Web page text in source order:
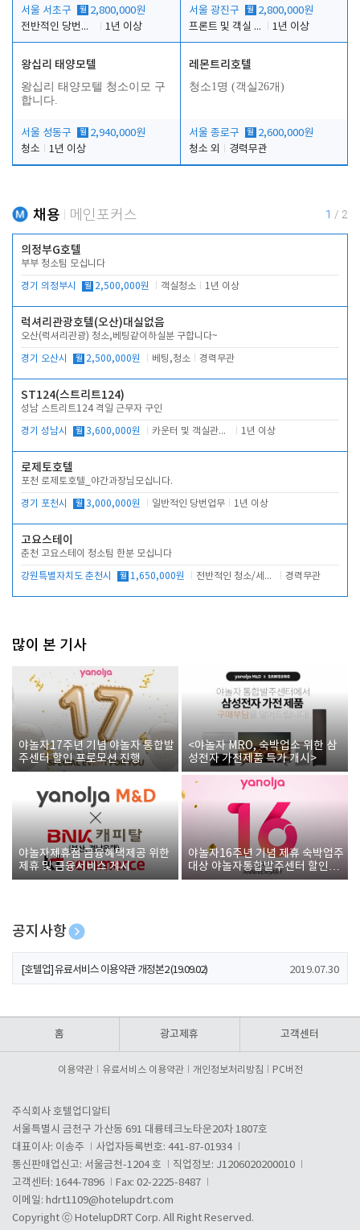
서울 서초구 월 2,800,000원
전반적인 당번업무
1년 이상
서울 광진구 월 2,800,000원
프론트 및 객실 유지 보수 업무
1년 이상
왕십리 태양모텔
왕십리 태양모텔 청소이모 구
합니다.
서울 성동구 월 2,940,000원
청소
1년 이상
레몬트리호텔
청소1명 (객실26개)
서울 종로구 월 2,600,000원
청소 외
경력무관
채용 메인포커스 1 / 2
의정부G호텔
부부 청소팀 모십니다
경기 의정부시 월 2,500,000원 객실청소 1년 이상
럭셔리관광호텔(오산)대실없음
오산(럭셔리관광) 청소,베팅같이하실분 구합니다~
경기 오산시 월 2,500,000원 베팅,청소 경력무관
ST124(스트리트124)
성남 스트리트124 격일 근무자 구인
경기 성남시 월 3,600,000원 카운터 및 객실관리 전반 1년 이상
로제토호텔
포천 로제토호텔_야간과장님모십니다.
경기 포천시 월 3,000,000원 일반적인 당번업무 1년 이상
고요스테이
춘천 고요스테이 청소팀 한분 모십니다
강원특별자치도 춘천시 월 1,650,000원 전반적인 청소/세탁업무 경력무관
많이 본 기사
야놀자17주년 기념 야놀자 통합발
주센터 할인 프로모션 진행
<야놀자 MRO, 숙박업소 위한 삼
성전자 가전제품 특가 개시>
야놀자제휴점 금융혜택제공 위한
제휴 및 금융서비스 게시
야놀자16주년 기념 제휴 숙박업주
대상 야놀자통합발주센터 할인쿠
폰 증정
공지사항
[호텔업] 개인정보 처리방침 개정본1 (19.09.02)
[호텔업] 유료서비스 이용약관 개정본2 (19.09.02) 2019.07.30
홈 광고제휴 고객센터
이용약관 유료서비스 이용약관 개인정보처리방침 PC버전
주식회사 호텔업디알티
서울특별시 금천구 가산동 691 대륭테크노타운20차 1807호
대표이사: 이송주
사업자등록번호: 441-87-01934
통신판매업신고: 서울금천-1204 호
직업정보: J1206020200010
고객센터: 1644-7896
Fax: 02-2225-8487
이메일: hdrt1109@hotelupdrt.com
Copyright ⓒ HotelupDRT Corp. All Right Reserved.